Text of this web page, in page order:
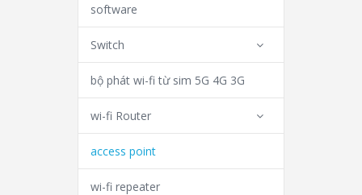
software
Switch
bộ phát wi-fi từ sim 5G 4G 3G
wi-fi Router
access point
wi-fi repeater